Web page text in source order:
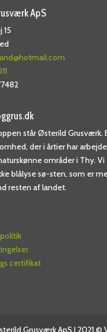
ApS
15
står Østerild Grusværk.
der i årtier har
områder i Thy.
blålyse sø-sten, som er
resten af landet.
certifikat
Grusværk ApS | 2021 ©